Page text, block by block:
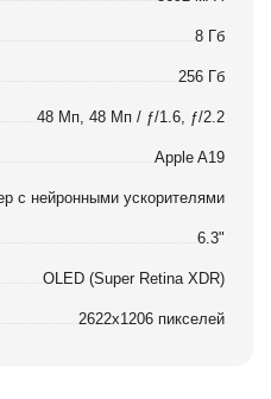
8 Гб
256 Гб
48 Мп, 48 Мп / ƒ/1.6, ƒ/2.2
Apple A19
с нейронными ускорителями
6.3"
OLED (Super Retina XDR)
2622x1206 пикселей